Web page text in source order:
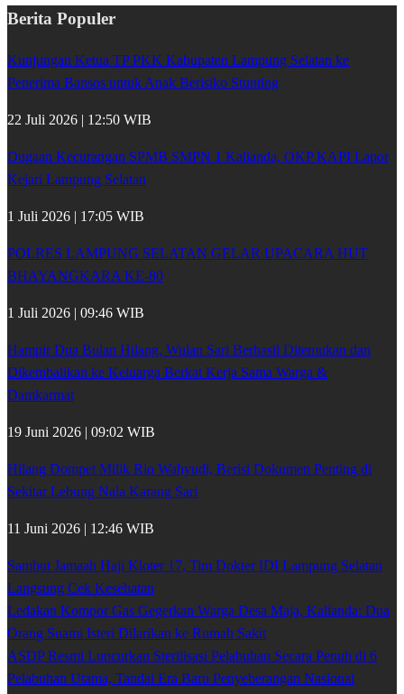
Berita Populer
Kunjungan Ketua TP PKK Kabupaten Lampung Selatan ke
Penerima Bansos untuk Anak Berisiko Stunting
22 Juli 2026 | 12:50 WIB
Dugaan Kecurangan SPMB SMPN 1 Kalianda, OKP KAPI Lapor
Kejari Lampung Selatan
1 Juli 2026 | 17:05 WIB
POLRES LAMPUNG SELATAN GELAR UPACARA HUT
BHAYANGKARA KE-80
1 Juli 2026 | 09:46 WIB
Hampir Dua Bulan Hilang, Wulan Sari Berhasil Ditemukan dan
Dikembalikan ke Keluarga Berkat Kerja Sama Warga &
Damkarmat
19 Juni 2026 | 09:02 WIB
Hilang Dompet Milik Rio Wahyudi, Berisi Dokumen Penting di
Sekitar Lebung Nala Karang Sari
11 Juni 2026 | 12:46 WIB
Sambut Jamaah Haji Kloter 17, Tim Dokter IDI Lampung Selatan
Langsung Cek Kesehatan
Ledakan Kompor Gas Gegerkan Warga Desa Maja, Kalianda: Dua
Orang Suami Isteri Dilarikan ke Rumah Sakit
ASDP Resmi Luncurkan Sterilisasi Pelabuhan Secara Penuh di 6
Pelabuhan Utama, Tandai Era Baru Penyeberangan Nasional